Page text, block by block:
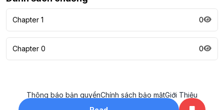
Chapter 1 0
Chapter 0 0
Thông báo bản quyềnChính sách bảo mậtGiới Thiệu
All rights reserved. ©2023